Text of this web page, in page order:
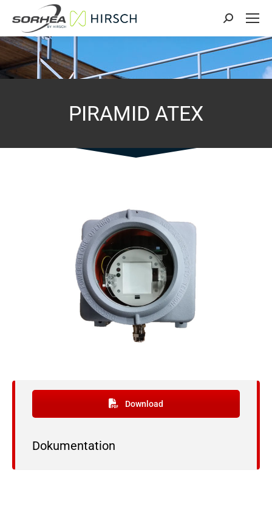
Search:
PIRAMID ATEX
Download
Dokumentation